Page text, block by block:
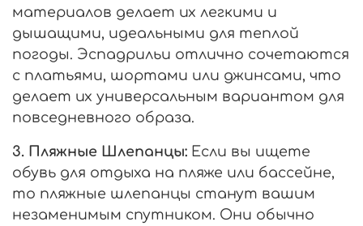
материалов делает их легкими и
дышащими, идеальными для теплой
погоды. Эспадрильи отлично сочетаются
с платьями, шортами или джинсами, что
делает их универсальным вариантом для
повседневного образа.
3. Пляжные Шлепанцы: Если вы ищете
обувь для отдыха на пляже или бассейне,
то пляжные шлепанцы станут вашим
незаменимым спутником. Они обычно